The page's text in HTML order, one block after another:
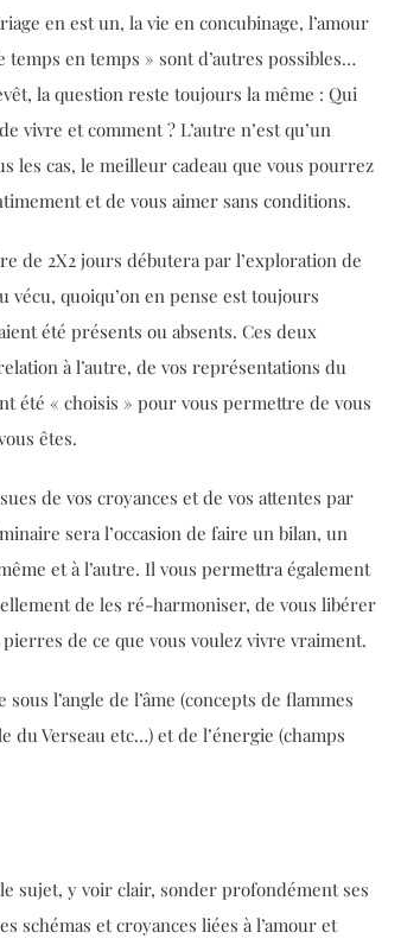
en est un, la vie en concubinage, l’amour
en temps » sont d’autres possibles…
la question reste toujours la même : Qui
vivre et comment ? L’autre n’est qu’un
les cas, le meilleur cadeau que vous pourrez
et de vous aimer sans conditions.
de 2X2 jours débutera par l’exploration de
vécu, quoiqu’on en pense est toujours
été présents ou absents. Ces deux
à l’autre, de vos représentations du
été « choisis » pour vous permettre de vous
êtes.
de vos croyances et de vos attentes par
sera l’occasion de faire un bilan, un
et à l’autre. Il vous permettra également
de les ré-harmoniser, de vous libérer
de ce que vous voulez vivre vraiment.
l’angle de l’âme (concepts de flammes
Verseau etc…) et de l’énergie (champs
sujet, y voir clair, sonder profondément ses
schémas et croyances liées à l’amour et